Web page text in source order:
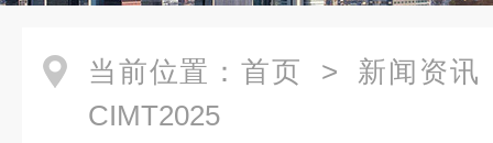
当前位置： 首页 > 新闻资讯
CIMT2025